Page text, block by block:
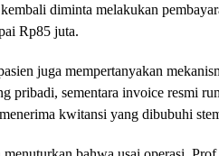
diminta melakukan
Rp85 juta.
juga mempertanyakan
pribadi, sementara invoice resmi
kwitansi yang dibubuhi